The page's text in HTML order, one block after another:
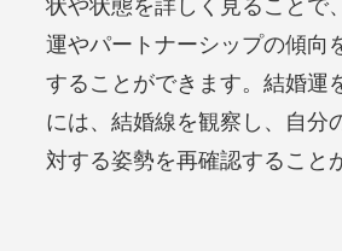
状や状態を詳しく見ることで
運やパートナーシップの傾向
することができます。結婚運
には、結婚線を観察し、自分
対する姿勢を再確認すること